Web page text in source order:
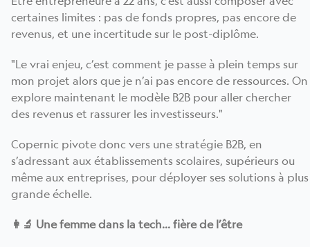
certaines limites : pas de fonds propres, pas encore de
revenus, et une incertitude sur le post-diplôme.
"Le vrai enjeu, c’est comment je passe à plein temps sur
mon projet alors que je n’ai pas encore de ressources. On
explore maintenant le modèle B2B pour aller chercher
des revenus et rassurer les investisseurs."
Copernic pivote donc vers une stratégie B2B, en
s’adressant aux établissements scolaires, supérieurs ou
même aux entreprises, pour déployer ses solutions à plus
grande échelle.
👩‍🔬 Une femme dans la tech… fière de l’être